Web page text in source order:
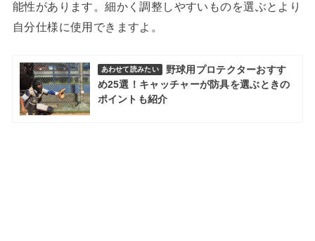
能性があります。細かく調整しやすいものを選ぶとより
自分仕様に使用できますよ。
あわせて読みたい
野球用プロテクターおすす
め25選！キャッチャーが防具を選ぶときの
ポイントも紹介